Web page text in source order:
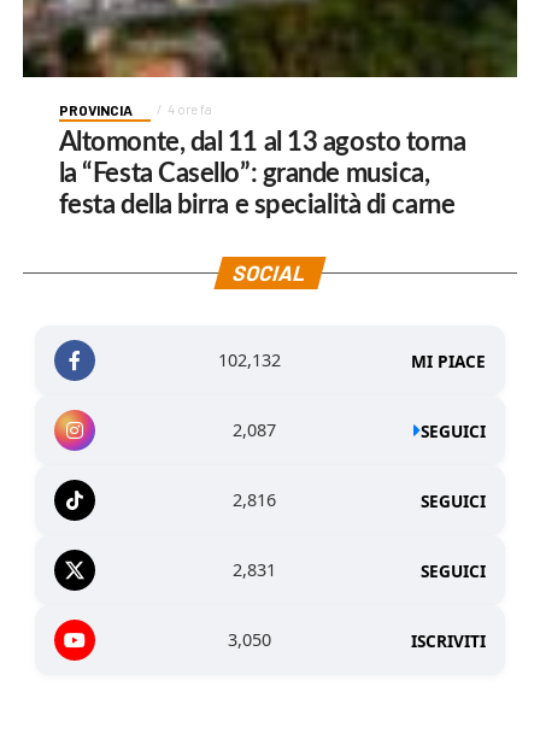
PROVINCIA 4 ore fa
Altomonte, dal 11 al 13 agosto torna
la “Festa Casello”: grande musica,
festa della birra e specialità di carne
SOCIAL
102,132 MI PIACE
2,087 SEGUICI
2,816 SEGUICI
2,831 SEGUICI
3,050 ISCRIVITI